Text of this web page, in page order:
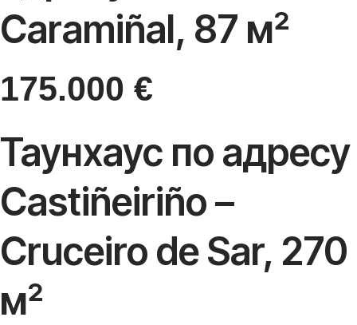
Caramiñal, 87 м²
175.000 €
Таунхаус по адресу
Castiñeiriño –
Cruceiro de Sar, 270
м²